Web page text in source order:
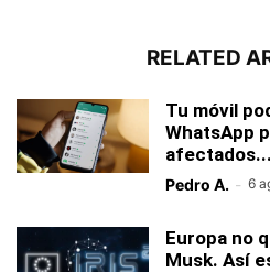
RELATED
Tu móvil
WhatsApp
afectados...
Pedro A. - 6
Europa no
Musk. Así